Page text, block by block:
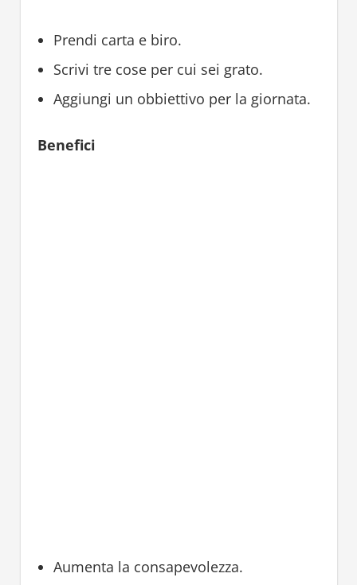
Prendi carta e biro.
Scrivi tre cose per cui sei grato.
Aggiungi un obbiettivo per la giornata.
Benefici
Aumenta la consapevolezza.